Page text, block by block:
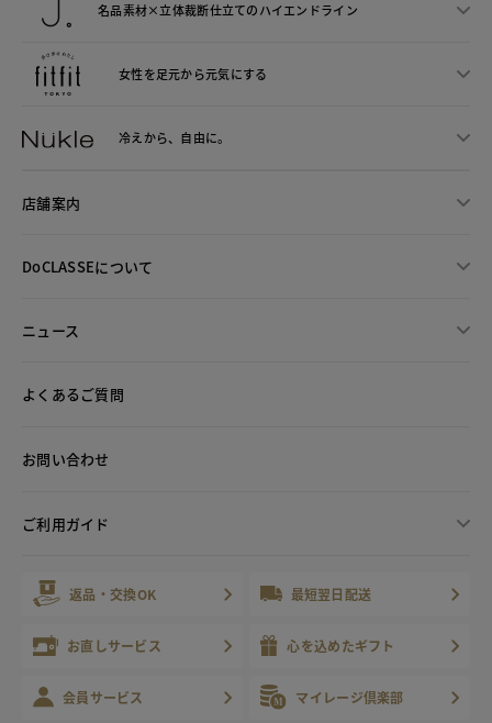
名品素材×立体裁断仕立てのハイエンドライン
女性を足元から元気にする
冷えから、 自由に。
店舗案内
DoCLASSEについて
ニュース
よくあるご質問
お問い合わせ
ご利用ガイド
返品・交換OK 最短翌日配送
お直しサービス 心を込めたギフト
会員サービス マイレージ倶楽部